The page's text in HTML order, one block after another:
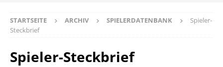
STARTSEITE ARCHIV SPIELERDATENBANK
Spieler-
Steckbrief
Spieler-Steckbrief